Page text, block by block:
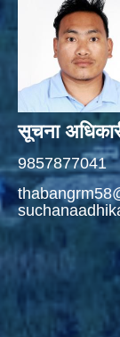
सूचना
9857877041